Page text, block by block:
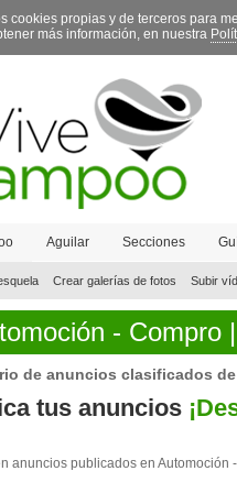
cookies propias y de terceros para
más información, en nuestra
Aguilar Secciones
Crear galerías de fotos Subir
- Compro |
de anuncios clasificados
tus anuncios
anuncios publicados en Automoción -